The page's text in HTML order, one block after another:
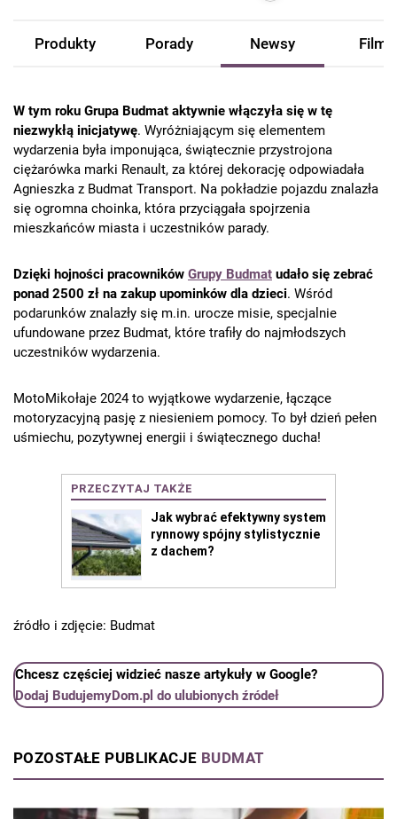
Produkty Porady Newsy Filmy
W tym roku Grupa Budmat aktywnie włączyła się w tę
niezwykłą inicjatywę. Wyróżniającym się elementem
wydarzenia była imponująca, świątecznie przystrojona
ciężarówka marki Renault, za której dekorację odpowiadała
Agnieszka z Budmat Transport. Na pokładzie pojazdu znalazła
się ogromna choinka, która przyciągała spojrzenia
mieszkańców miasta i uczestników parady.
Dzięki hojności pracowników Grupy Budmat udało się zebrać
ponad 2500 zł na zakup upominków dla dzieci. Wśród
podarunków znalazły się m.in. urocze misie, specjalnie
ufundowane przez Budmat, które trafiły do najmłodszych
uczestników wydarzenia.
MotoMikołaje 2024 to wyjątkowe wydarzenie, łączące
motoryzacyjną pasję z niesieniem pomocy. To był dzień pełen
uśmiechu, pozytywnej energii i świątecznego ducha!
źródło i zdjęcie: Budmat
Chcesz częściej widzieć nasze artykuły w Google?
Dodaj BudujemyDom.pl do ulubionych źródeł
POZOSTAŁE PUBLIKACJE BUDMAT